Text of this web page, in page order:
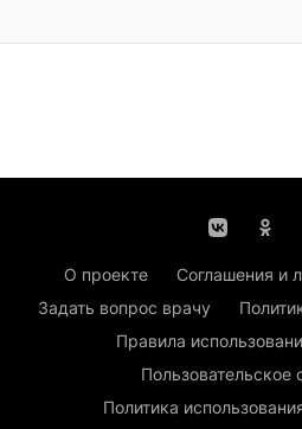
О проекте Соглашения и
Задать вопрос врачу
Правила
Пользовательское
Политика